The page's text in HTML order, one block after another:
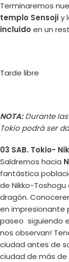
Terminaremos
templo Sensojiy
incluido en un
Tarde libre
NOTA:Durante
Tokio podrá ser
03 SAB. Tokio-
Saldremos hacia
fantástica
de Nikko-
dragón.
en impresionante
paseo siguiendo
nos observan!
ciudad antes de
ciudad de más de